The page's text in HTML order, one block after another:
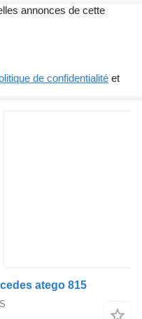
annonces de cette
de confidentialité et
atego 815